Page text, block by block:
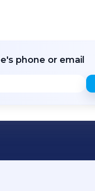
phone or email